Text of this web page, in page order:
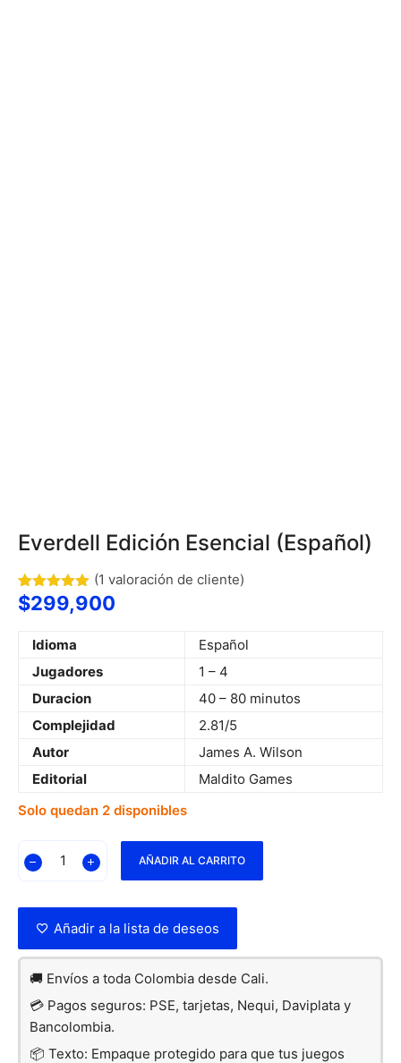
Everdell Edición Esencial (Español)
Valorado
con5.00
base a
1
valoración
de un
cliente
(1 valoración de cliente)
$299,900
Idioma
Español
Jugadores
1 – 4
Duracion
40 – 80 minutos
Complejidad
2.81/5
Autor
James A. Wilson
Editorial
Maldito Games
Solo quedan 2 disponibles
AÑADIR AL CARRITO
Añadir a la lista de deseos
🚚 Envíos a toda Colombia desde Cali.
💳 Pagos seguros: PSE, tarjetas, Nequi, Daviplata y
Bancolombia.
📦 Texto: Empaque protegido para que tus juegos